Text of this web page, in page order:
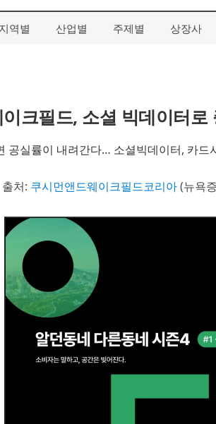
지역별 산업별 주제별 상장사
크필드, 소셜 빅데이터로
공실률이 내려간다… 소셜빅데이터, 카
출처: 쿠시먼앤드웨이크필드코리아(뉴욕